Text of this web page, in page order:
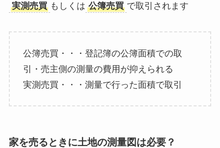
実測売買 もしくは 公簿売買 で取引されます
公簿売買・・・登記簿の公簿面積での取
引・売主側の測量の費用が抑えられる
実測売買・・・測量で行った面積で取引
家を売るときに土地の測量図は必要？